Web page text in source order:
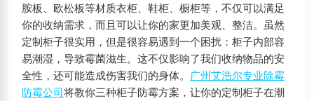
胺板、欧松板等材质衣柜、鞋柜、橱柜等，不仅可以满足
你的收纳需求，而且可以让你的家更加美观、整洁。虽然
定制柜子很实用，但是很容易遇到一个困扰：柜子内部容
易潮湿，导致霉菌滋生。这不仅影响了我们收纳物品的安
全性，还可能造成伤害我们的身体。 广州艾浩尔专业除霉
防霉公司将教你三种柜子防霉方案，让你的定制柜子在潮